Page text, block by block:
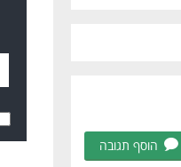
הוסף תגובה